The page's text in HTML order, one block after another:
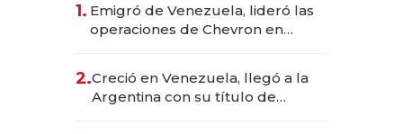
1. Emigró de Venezuela, lideró las
operaciones de Chevron en
2.Creció en Venezuela, llegó a la
Argentina con su título de